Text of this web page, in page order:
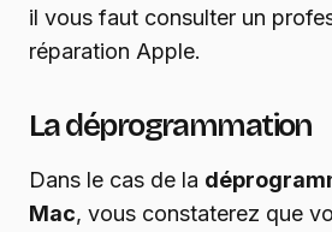
il vous faut consulter un
réparation Apple.
La déprogrammation
Dans le cas de la
Mac, vous constaterez que